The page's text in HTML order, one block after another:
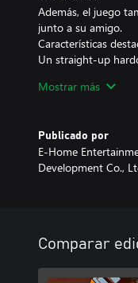
Además, el juego
junto a su amigo.
Características
Un straight-up
efectos detallados y
Un sistema de
combinando las
Explora la historia
de grabación de
Mostrar más
Publicado por
E-Home
Development Co.,
Comparar